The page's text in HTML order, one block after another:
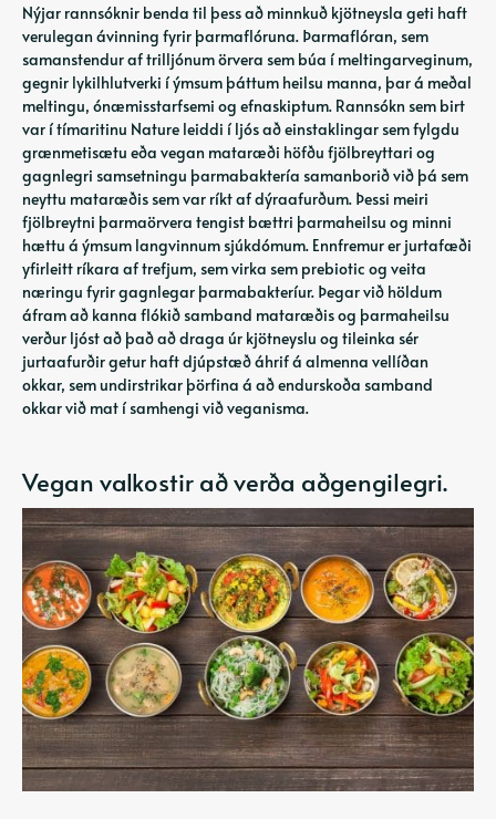
Nýjar rannsóknir benda til þess að minnkuð kjötneysla geti haft
verulegan ávinning fyrir þarmaflóruna. Þarmaflóran, sem
samanstendur af trilljónum örvera sem búa í meltingarveginum,
gegnir lykilhlutverki í ýmsum þáttum heilsu manna, þar á meðal
meltingu, ónæmisstarfsemi og efnaskiptum. Rannsókn sem birt
var í tímaritinu Nature leiddi í ljós að einstaklingar sem fylgdu
grænmetisætu eða vegan mataræði höfðu fjölbreyttari og
gagnlegri samsetningu þarmabaktería samanborið við þá sem
neyttu mataræðis sem var ríkt af dýraafurðum. Þessi meiri
fjölbreytni þarmaörvera tengist bættri þarmaheilsu og minni
hættu á ýmsum langvinnum sjúkdómum. Ennfremur er jurtafæði
yfirleitt ríkara af trefjum, sem virka sem prebiotic og veita
næringu fyrir gagnlegar þarmabakteríur. Þegar við höldum
áfram að kanna flókið samband mataræðis og þarmaheilsu
verður ljóst að það að draga úr kjötneyslu og tileinka sér
jurtaafurðir getur haft djúpstæð áhrif á almenna vellíðan
okkar, sem undirstrikar þörfina á að endurskoða samband
okkar við mat í samhengi við veganisma.
Vegan valkostir að verða aðgengilegri.